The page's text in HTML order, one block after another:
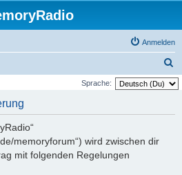
Anmelden
u
Sprache:
memoryforum“) wird zwischen dir
mit folgenden Regelungen